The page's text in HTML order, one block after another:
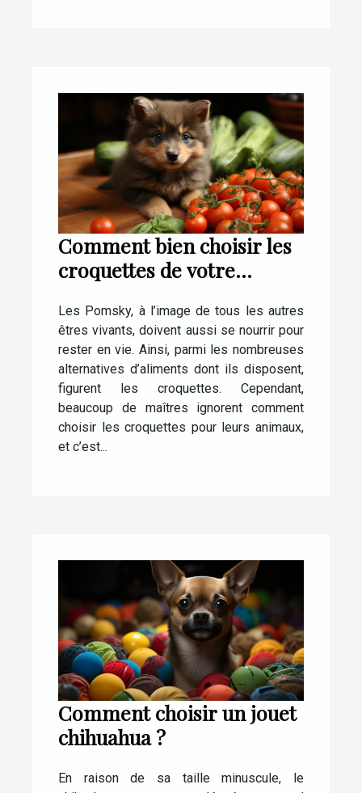
Comment bien choisir les
croquettes de votre
Les Pomsky, à l’image de tous les autres
êtres vivants, doivent aussi se nourrir pour
rester en vie. Ainsi, parmi les nombreuses
alternatives d’aliments dont ils disposent,
figurent les croquettes. Cependant,
beaucoup de maîtres ignorent comment
choisir les croquettes pour leurs animaux,
et c’est...
Comment choisir un jouet
chihuahua ?
En raison de sa taille minuscule, le